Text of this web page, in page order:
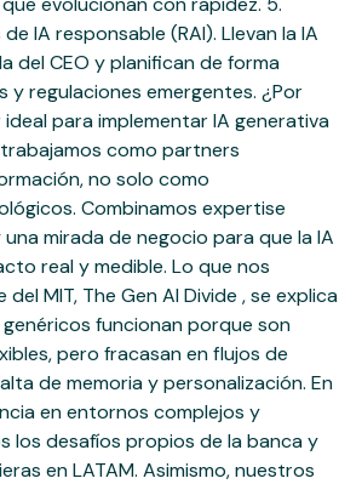
IA responsable (RAI). Llevan la IA
del CEO y planifican de forma
regulaciones emergentes. ¿Por
para implementar IA generativa
como partners
no solo como
Combinamos expertise
mirada de negocio para que la IA
real y medible. Lo que nos
MIT, The Gen AI Divide , se explica
funcionan porque son
pero fracasan en flujos de
de memoria y personalización. En
en entornos complejos y
los desafíos propios de la banca y
en LATAM. Asimismo, nuestros